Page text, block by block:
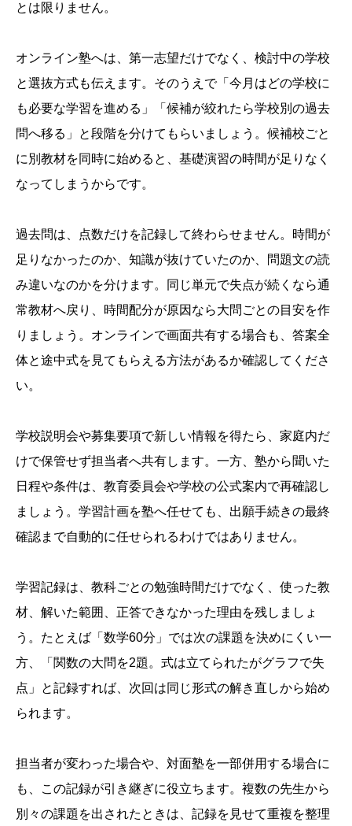
とは限りません。
オンライン塾へは、第一志望だけでなく、検討中の学校
と選抜方式も伝えます。そのうえで「今月はどの学校に
も必要な学習を進める」「候補が絞れたら学校別の過去
問へ移る」と段階を分けてもらいましょう。候補校ごと
に別教材を同時に始めると、基礎演習の時間が足りなく
なってしまうからです。
過去問は、点数だけを記録して終わらせません。時間が
足りなかったのか、知識が抜けていたのか、問題文の読
み違いなのかを分けます。同じ単元で失点が続くなら通
常教材へ戻り、時間配分が原因なら大問ごとの目安を作
りましょう。オンラインで画面共有する場合も、答案全
体と途中式を見てもらえる方法があるか確認してくださ
い。
学校説明会や募集要項で新しい情報を得たら、家庭内だ
けで保管せず担当者へ共有します。一方、塾から聞いた
日程や条件は、教育委員会や学校の公式案内で再確認し
ましょう。学習計画を塾へ任せても、出願手続きの最終
確認まで自動的に任せられるわけではありません。
学習記録は、教科ごとの勉強時間だけでなく、使った教
材、解いた範囲、正答できなかった理由を残しましょ
う。たとえば「数学60分」では次の課題を決めにくい一
方、「関数の大問を2題。式は立てられたがグラフで失
点」と記録すれば、次回は同じ形式の解き直しから始め
られます。
担当者が変わった場合や、対面塾を一部併用する場合に
も、この記録が引き継ぎに役立ちます。複数の先生から
別々の課題を出されたときは、記録を見せて重複を整理